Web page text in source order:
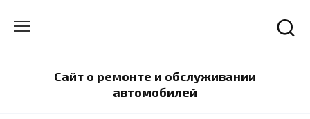
содержанию
Сайт о ремонте и обслуживании
автомобилей